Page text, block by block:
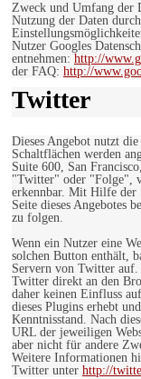
Zweck und Umfang der
Nutzung der Daten
Nutzer Googles
entnehmen: http://
der FAQ: http://
Twitter
Dieses Angebot nutzt die
Schaltflächen werden
Suite 600, San
"Twitter" oder "Folge",
erkennbar. Mit Hilfe der
Seite dieses Angebotes
zu folgen.
Wenn ein Nutzer eine
solchen Button enthält,
Servern von Twitter
Twitter direkt an den
daher keinen Einfluss
dieses Plugins erhebt
Kenntnisstand. Nach
URL der jeweiligen
aber nicht für andere
Weitere Informationen
Twitter unter http://